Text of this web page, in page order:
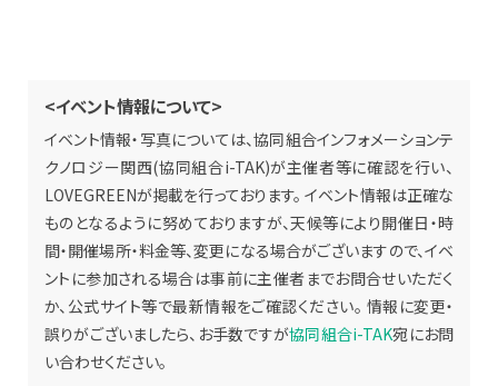
<イベント情報について>
イベント情報・写真については、協同組合インフォメーションテ
クノロジー関西(協同組合i-TAK)が主催者等に確認を行い、
LOVEGREENが掲載を行っております。 イベント情報は正確な
ものとなるように努めておりますが、天候等により開催日・時
間・開催場所・料金等、変更になる場合がございますので、イベ
ントに参加される場合は事前に主催者までお問合せいただく
か、公式サイト等で最新情報をご確認ください。 情報に変更・
誤りがございましたら、お手数ですが協同組合i-TAK宛にお問
い合わせください。